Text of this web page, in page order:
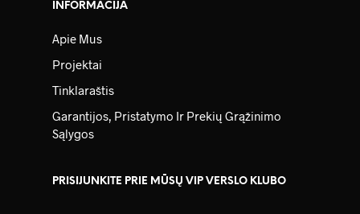
INFORMACIJA
Apie Mus
Projektai
Tinklaraštis
Garantijos, Pristatymo Ir Prekių Grąžinimo
Sąlygos
PRISIJUNKITE PRIE MŪSŲ VIP VERSLO KLUBO